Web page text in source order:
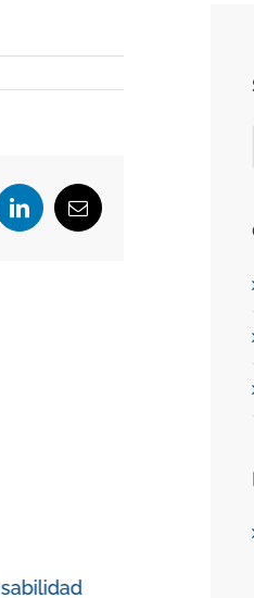
LinkedInCorreo
electrónico
Marco